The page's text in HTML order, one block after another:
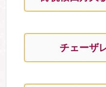
チェーザ